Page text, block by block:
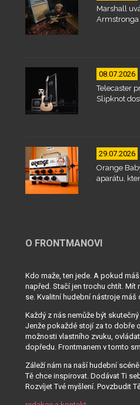
Marshall
Armstronga
08.07.2026
Telecaster
Slipknot
29.07.2026
Orange
aparátu,
O FRONTMANOVI
Kdo maže, ten jede. A pokud
napřed. Stačí jen trochu chtít. Mít
se. Kvalitní hudební nástroje máš
Každý z nás nemůže být
Jenže pokaždé stojí za to dobře
možnosti vlastního zvuku,
dopředu. Frontmanem v tomto
Záleží nám na naší hudební
Tě chce inspirovat. Dodávat Ti
Rozvíjet Tvé myšlení. Povzbudit